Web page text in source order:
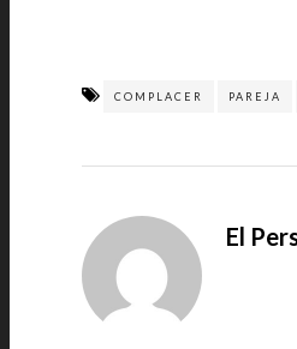
COMPLACER PAREJA
El